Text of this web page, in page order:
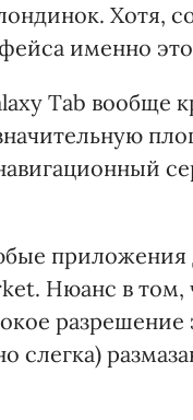
Хотя,
именно
Tab вообще
приложения
Нюанс в том,
слегка)